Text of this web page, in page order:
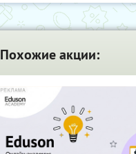
Похожие акции: